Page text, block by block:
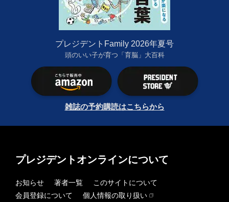
プレジデントFamily 2026年夏号
頭のいい子が育つ「育脳」大百科
雑誌の予約購読はこちらから
プレジデントオンラインについて
お知らせ 著者一覧
このサイトについて
会員登録について
個人情報の取り扱い